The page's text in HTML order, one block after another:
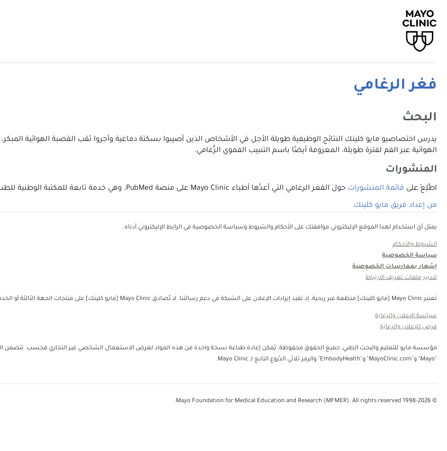
فغر الرغامي
البحث
يدرس اختصاصيو مايو كلينك النتائج الوظيفية طويلة الأجل في الأشخاص الذين أصيبوا بسكتة دماغية وأجروا ثقب القصبة الهوائية
الهوائية عبر الفم لفترة طويلة، المعروفة أيضًا باسم التنبيب الفموي الرُّغامي.
المنشورات
اطَّلِعْ على قائمة المنشورات حول الفغر الرغامي التي أعدَّها أطباء Mayo Clinic على منصة PubMed، وهي خدمة تابعة للمكتبة الوطنية للطب.
من إعداد فريق مايو كلينك
يمثل أي استخدام لهذا الموقع الإليكتروني موافقتك على الأحكام والشروط وسياسة الخصوصية في الرابط الإليكتروني أدناه.
الشروط والأحكام
سياسة الخصوصية
إشعار بممارسات الخصوصية
لتدبير ملفات تعريف الارتباط
تعتبر Mayo Clinic [مايو كلينك] منظمة غبر ربحية، إذ تفيد إيرادات الإعلان على الشبكة في دعم رسالتنا. لا تُصادق Mayo Clinic [مايو كلينك] على منتجات الجهة الثالثة أو الخدمات التي يتم الإعلان عنها. Mayo Clinic [مايو كلينك] منظمة غير ربحية. قم بالتبرع.
سياسة الإعلان والرعاية
فرص للإعلان والرعاية
"Mayo" و"MayoClinic.com" و"EmbodyHealth" والرمز ثلاثي الدُروع التابع لـ Mayo Clinic.
© 1998-2026 Mayo Foundation for Medical Education and Research (MFMER). All rights reserved.